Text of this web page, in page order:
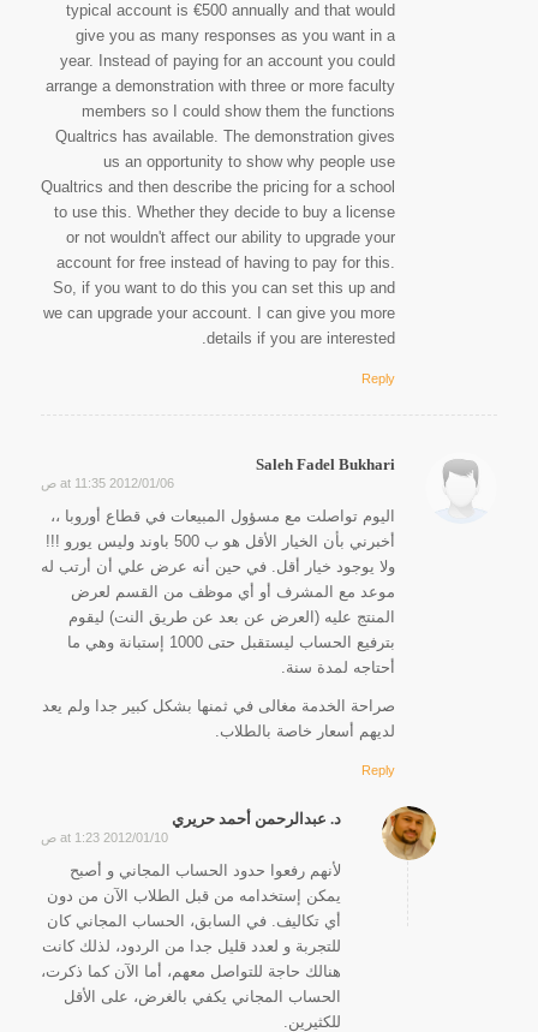
typical account is €500 annually and that would
give you as many responses as you want in a
year. Instead of paying for an account you could
arrange a demonstration with three or more faculty
members so I could show them the functions
Qualtrics has available. The demonstration gives
us an opportunity to show why people use
Qualtrics and then describe the pricing for a school
to use this. Whether they decide to buy a license
or not wouldn't affect our ability to upgrade your
account for free instead of having to pay for this.
So, if you want to do this you can set this up and
we can upgrade your account. I can give you more
details if you are interested.
Reply
Saleh Fadel Bukhari
2012/01/06 at 11:35 ص
اليوم تواصلت مع مسؤول المبيعات في قطاع أوروبا ،،
أخبرني بأن الخيار الأقل هو ب 500 باوند وليس يورو !!!
ولا يوجود خيار أقل. في حين أنه عرض علي أن أرتب له
موعد مع المشرف أو أي موظف من القسم لعرض
المنتج عليه (العرض عن بعد عن طريق النت) ليقوم
بترفيع الحساب ليستقبل حتى 1000 إستبانة وهي ما
أحتاجه لمدة سنة.
صراحة الخدمة مغالى في ثمنها بشكل كبير جدا ولم يعد
لديهم أسعار خاصة بالطلاب.
Reply
د. عبدالرحمن أحمد حريري
2012/01/10 at 1:23 ص
لأنهم رفعوا حدود الحساب المجاني و أصبح
يمكن إستخدامه من قبل الطلاب الآن من دون
أي تكاليف. في السابق، الحساب المجاني كان
للتجربة و لعدد قليل جدا من الردود، لذلك كانت
هنالك حاجة للتواصل معهم، أما الآن كما ذكرت،
الحساب المجاني يكفي بالغرض، على الأقل
للكثيرين.